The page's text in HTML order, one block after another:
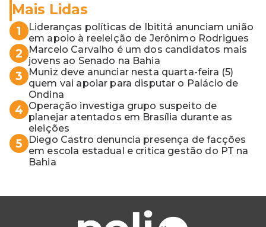
Mais Lidas
1
Lideranças políticas de Ibititá anunciam união
em apoio à reeleição de Jerônimo Rodrigues
2
Marcelo Carvalho é um dos candidatos mais
jovens ao Senado na Bahia
3
Muniz deve anunciar nesta quarta-feira (5)
quem vai apoiar para disputar o Palácio de
Ondina
4 Operação investiga grupo suspeito de
planejar atentados em Brasília durante as
eleições
5
Diego Castro denuncia presença de facções
em escola estadual e critica gestão do PT na
Bahia